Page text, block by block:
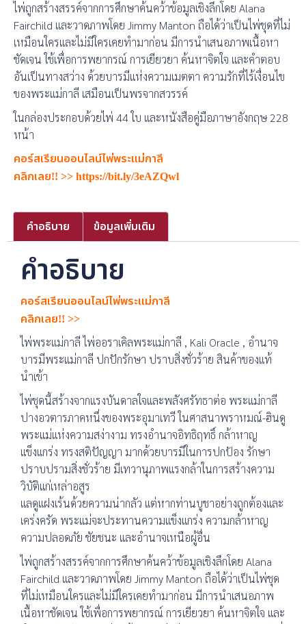
ไพ่ถูกสร้างสรรค์จากการศึกษาค้นคว้าข้อมูลเชิงลึกโดย Alana
Fairchild และวาดภาพโดย Jimmy Manton ถือได้ว่าเป็นไพ่ชุดที่ไม่
เหมือนใครและไม่มีใครเคยทำมาก่อน มีการนำเสนอภาพเนื้อหา
ชัดเจน ใช้เพื่อการพยากรณ์ การเยียวยา ค้นหาจิตใจ และคำตอบ
อันเป็นทางสว่าง ด้วยบารมีแห่งความเมตตา ความรักที่ไร้เงื่อนไข
ของพระแม่กาลี เสมือนเป็นพรจากสวรรค์
ในกล่องประกอบด้วยไพ่ 44 ใบ และหนังสือคู่มือภาษาอังกฤษ 228
หน้า
คอร์สเรียนออนไลน์ไพ่พระแม่กาลี
คลิกเลย!! >>https://bit.ly/3eAZQwl
คำอธิบาย ข้อมูลเพิ่มเติม
คำอธิบาย
คอร์สเรียนออนไลน์ไพ่พระแม่กาลี
คลิกเลย!! >>
ไพ่พระแม่กาลี ไพ่ออราเคิลพระแม่กาลี , Kali Oracle , อำนาจ
บารมีพระแม่กาลี ปกปักรักษา ปราบสิ่งชั่วร้าย สินค้าของแท้
นำเข้า
ไพ่ชุดนี้สร้างจากแรงบันดาลใจและพลังศรัทธาต่อ พระแม่กาลี
ปางอวตารภาคหนึ่งของพระอุมาเทวี ในศาสนาพราหมณ์-ฮินดู
พระแม่แห่งความสง่างาม ทรงอำนาจอิทธิฤทธิ์ กล้าหาญ
แข็งแกร่ง ทรงสติปัญญา มากด้วยบารมีในการปกป้อง รักษา
ปราบปรามสิ่งชั่วร้าย มีเทวานุภาพแรงกล้าในการสร้างความ
วิบัติแก่เหล่าอสูร
แลดูแฝงเร้นด้วยความน่ากลัว แต่หากท่านบูชาอย่างถูกต้องและ
เคร่งครัด พระแม่จะประทานความแข็งแกร่ง ความกล้าหาญ
ความปลอดภัย ชัยชนะ และอำนาจเหนือผู้อื่น
ไพ่ถูกสร้างสรรค์จากการศึกษาค้นคว้าข้อมูลเชิงลึกโดย Alana
Fairchild และวาดภาพโดย Jimmy Manton ถือได้ว่าเป็นไพ่ชุด
ที่ไม่เหมือนใครและไม่มีใครเคยทำมาก่อน มีการนำเสนอภาพ
เนื้อหาชัดเจน ใช้เพื่อการพยากรณ์ การเยียวยา ค้นหาจิตใจ และ